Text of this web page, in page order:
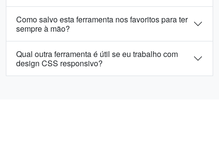
Como salvo esta ferramenta nos favoritos para ter
sempre à mão?
Qual outra ferramenta é útil se eu trabalho com
design CSS responsivo?